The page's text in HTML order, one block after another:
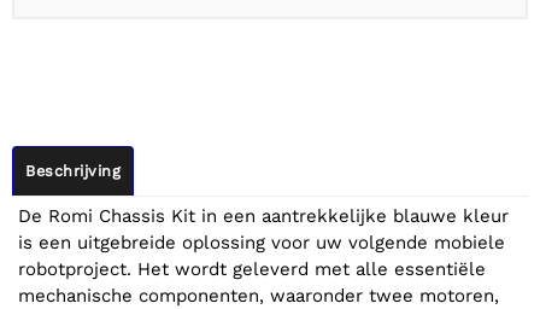
Beschrijving
De Romi Chassis Kit in een aantrekkelijke blauwe kleur
is een uitgebreide oplossing voor uw volgende mobiele
robotproject. Het wordt geleverd met alle essentiële
mechanische componenten, waaronder twee motoren,